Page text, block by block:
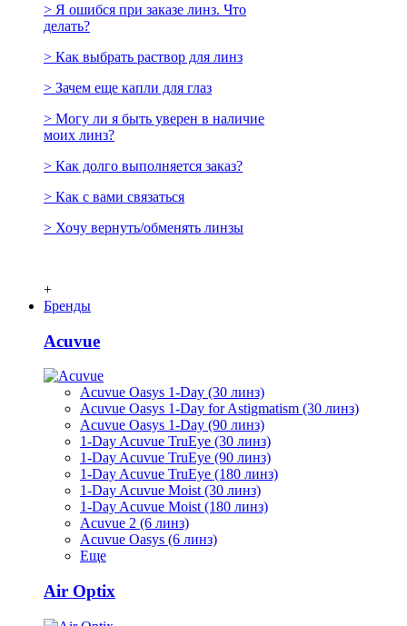
> Я ошибся при заказе линз. Что
делать?
> Как выбрать раствор для линз
> Зачем еще капли для глаз
> Могу ли я быть уверен в наличие
моих линз?
> Как долго выполняется заказ?
> Как с вами связаться
> Хочу вернуть/обменять линзы
+
Бренды
Acuvue
Acuvue Oasys 1-Day (30 линз)
Acuvue Oasys 1-Day for Astigmatism (30 линз)
Acuvue Oasys 1-Day (90 линз)
1-Day Acuvue TruEye (30 линз)
1-Day Acuvue TruEye (90 линз)
1-Day Acuvue TruEye (180 линз)
1-Day Acuvue Moist (30 линз)
1-Day Acuvue Moist (180 линз)
Acuvue 2 (6 линз)
Acuvue Oasys (6 линз)
Еще
Air Optix